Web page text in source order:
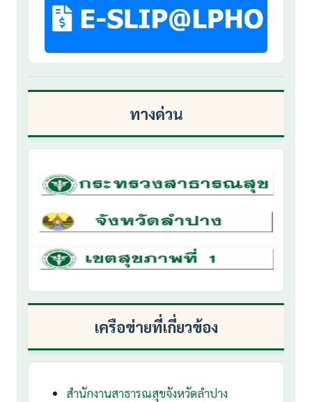
ทางด่วน
เครือข่ายที่เกี่ยวข้อง
สำนักงานสาธารณสุขจังหวัดลำปาง